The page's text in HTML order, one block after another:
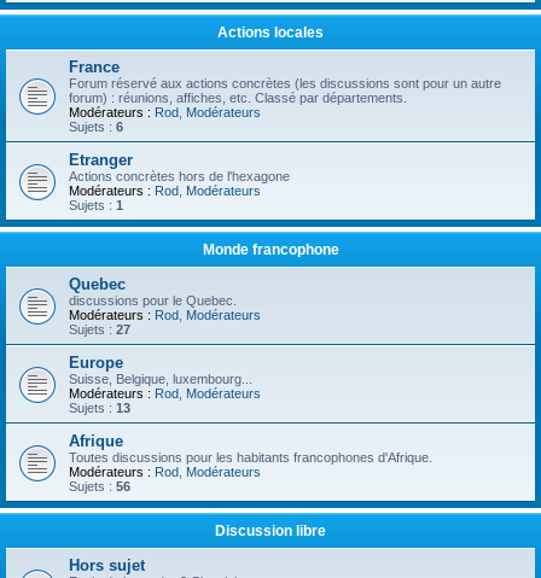
Actions locales
France
Forum réservé aux actions concrètes (les discussions sont pour un autre
forum) : réunions, affiches, etc. Classé par départements.
Modérateurs : Rod Modérateurs
Sujets : 6
Etranger
Actions concrètes hors de l'hexagone
Modérateurs : Rod Modérateurs
Sujets : 1
Monde francophone
Quebec
discussions pour le Quebec.
Modérateurs : Rod Modérateurs
Sujets : 27
Europe
Suisse, Belgique, luxembourg...
Modérateurs : Rod Modérateurs
Sujets : 13
Afrique
Toutes discussions pour les habitants francophones d'Afrique.
Modérateurs : Rod Modérateurs
Sujets : 56
Discussion libre
Hors sujet